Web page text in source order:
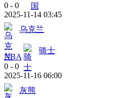
0 - 0
2025-11-14 03:45
乌克兰
NBA
骑士
0 - 0
2025-11-16 06:00
灰熊